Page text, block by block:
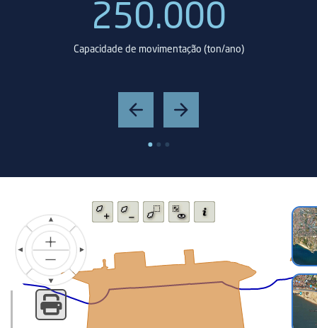
250.000
Capacidade de movimentação (ton/ano)